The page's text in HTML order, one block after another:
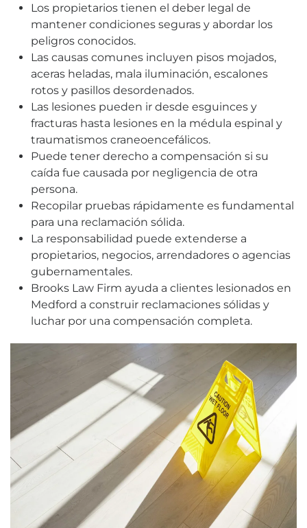
Los propietarios tienen el deber legal de
mantener condiciones seguras y abordar los
peligros conocidos.
Las causas comunes incluyen pisos mojados,
aceras heladas, mala iluminación, escalones
rotos y pasillos desordenados.
Las lesiones pueden ir desde esguinces y
fracturas hasta lesiones en la médula espinal y
traumatismos craneoencefálicos.
Puede tener derecho a compensación si su
caída fue causada por negligencia de otra
persona.
Recopilar pruebas rápidamente es fundamental
para una reclamación sólida.
La responsabilidad puede extenderse a
propietarios, negocios, arrendadores o agencias
gubernamentales.
Brooks Law Firm ayuda a clientes lesionados en
Medford a construir reclamaciones sólidas y
luchar por una compensación completa.